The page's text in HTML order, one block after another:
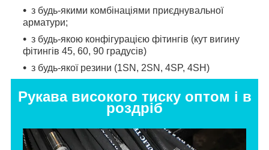
з будь-якими комбінаціями приєднувальної
арматури;
з будь-якою конфігурацією фітингів (кут вигину
фітингів 45, 60, 90 градусів)
з будь-якої резини (1SN, 2SN, 4SP, 4SH)
Рукава високого тиску оптом і в
роздріб